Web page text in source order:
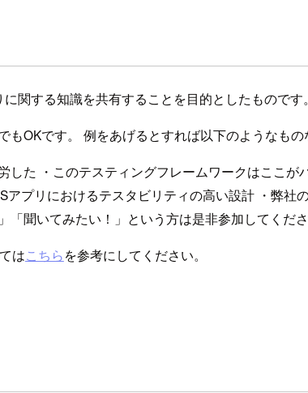
関する知識を共有することを目的としたものです。
OKです。 例をあげるとすれば以下のようなもの
した ・このテスティングフレームワークはここ
アプリにおけるテスタビリティの高い設計 ・弊
聞いてみたい！」という方は是非参加してくださ
はこちらを参考にしてください。